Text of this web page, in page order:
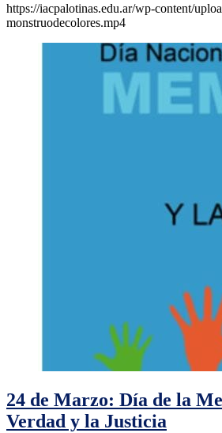
https://iacpalotinas.edu.ar/wp-content/
monstruodecolores.mp4
24 de Marzo: Día de la
Verdad y la Justicia